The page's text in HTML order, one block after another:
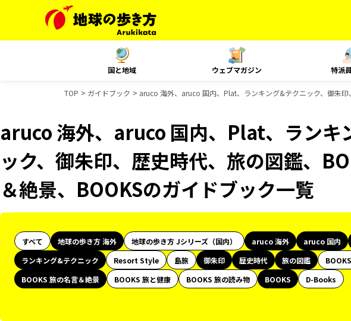
国と地域 ウェブマガジン 特派
TOP ガイドブック aruco 海外、aruco 国内、Plat、ランキング&テクニック、御朱
aruco 海外、aruco 国内、Plat、ランキ
ック、御朱印、歴史時代、旅の図鑑、
＆絶景、BOOKSのガイドブック一覧
すべて 地球の歩き方 海外 地球の歩き方 Jシリーズ（国内） aruco 海外 aruco 国内
ランキング&テクニック
Resort Style 島旅 御朱印 歴史時代 旅の図鑑
BOOKS 旅の名言＆絶景
BOOKS 旅と健康 BOOKS 旅の読み物 BOOKS
D-Books